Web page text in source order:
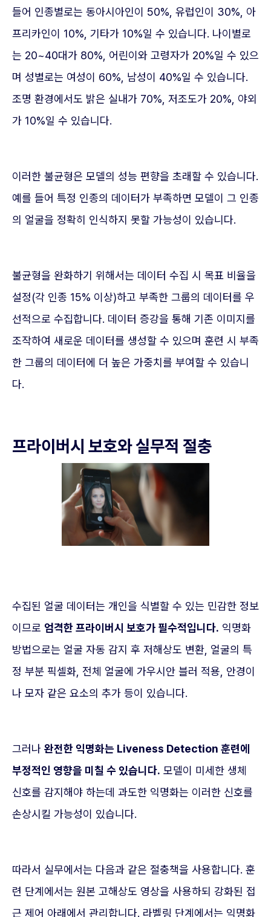
들어 인종별로는 동아시아인이 50%, 유럽인이 30%, 아
프리카인이 10%, 기타가 10%일 수 있습니다. 나이별로
는 20~40대가 80%, 어린이와 고령자가 20%일 수 있으
며 성별로는 여성이 60%, 남성이 40%일 수 있습니다.
조명 환경에서도 밝은 실내가 70%, 저조도가 20%, 야외
가 10%일 수 있습니다.
이러한 불균형은 모델의 성능 편향을 초래할 수 있습니다.
예를 들어 특정 인종의 데이터가 부족하면 모델이 그 인종
의 얼굴을 정확히 인식하지 못할 가능성이 있습니다.
불균형을 완화하기 위해서는 데이터 수집 시 목표 비율을
설정(각 인종 15% 이상)하고 부족한 그룹의 데이터를 우
선적으로 수집합니다. 데이터 증강을 통해 기존 이미지를
조작하여 새로운 데이터를 생성할 수 있으며 훈련 시 부족
한 그룹의 데이터에 더 높은 가중치를 부여할 수 있습니
다.
프라이버시 보호와 실무적 절충
수집된 얼굴 데이터는 개인을 식별할 수 있는 민감한 정보
이므로 엄격한 프라이버시 보호가 필수적입니다. 익명화
방법으로는 얼굴 자동 감지 후 저해상도 변환, 얼굴의 특
정 부분 픽셀화, 전체 얼굴에 가우시안 블러 적용, 안경이
나 모자 같은 요소의 추가 등이 있습니다.
그러나 완전한 익명화는 Liveness Detection 훈련에
부정적인 영향을 미칠 수 있습니다. 모델이 미세한 생체
신호를 감지해야 하는데 과도한 익명화는 이러한 신호를
손상시킬 가능성이 있습니다.
따라서 실무에서는 다음과 같은 절충책을 사용합니다. 훈
련 단계에서는 원본 고해상도 영상을 사용하되 강화된 접
근 제어 아래에서 관리합니다. 라벨링 단계에서는 익명화